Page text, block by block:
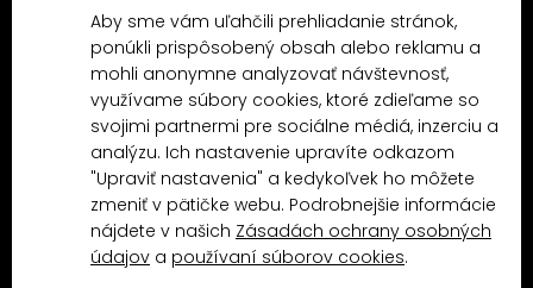
Proč nakoupit u MN-Modelář.cz
4.9/5(10481x) 4.5/5 (189x)
Aby sme vám uľahčili prehliadanie stránok,
ponúkli prispôsobený obsah alebo reklamu a
mohli anonymne analyzovať návštevnosť,
využívame súbory cookies, ktoré zdieľame so
svojimi partnermi pre sociálne médiá, inzerciu a
analýzu. Ich nastavenie upravíte odkazom
"Upraviť nastavenia" a kedykoľvek ho môžete
zmeniť v pätičke webu. Podrobnejšie informácie
nájdete v našich Zásadách ochrany osobných
údajov a používaní súborov cookies.